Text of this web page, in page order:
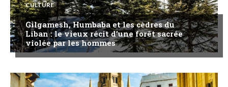
CULTURE
Gilgamesh, Humbaba et les cèdres du
Liban : le vieux récit d’une forêt sacrée
violée par les hommes